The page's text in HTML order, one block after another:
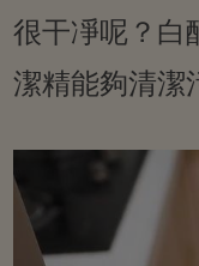
很干凈呢？白
潔精能夠清潔